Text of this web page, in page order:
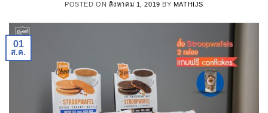
POSTED ON สิงหาคม 1, 2019 BY MATHIJS
01
ส.ค.